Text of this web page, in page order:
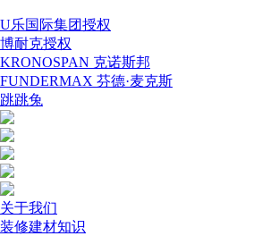
U乐国际集团授权
博耐克授权
KRONOSPAN 克诺斯邦
FUNDERMAX 芬德·麦克斯
跳跳兔
关于我们
装修建材知识